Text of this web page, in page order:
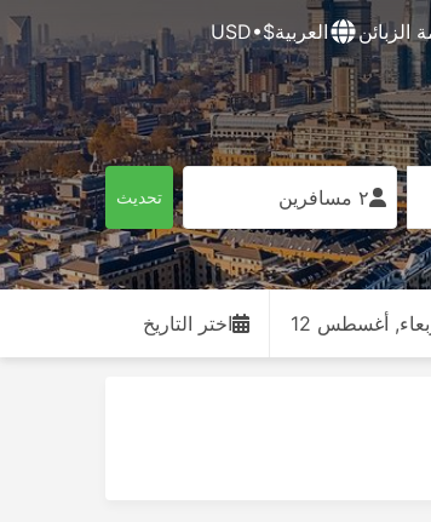
الزبائن العربية$•USD
٢ مسافرين تحديث
أغسطس 12 اختر التاريخ